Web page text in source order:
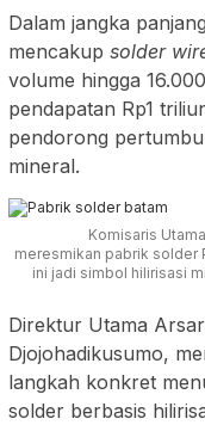
Dalam jangka
mencakup solder
volume hingga
pendapatan Rp1
pendorong
mineral.
Komisaris
meresmikan pabrik solder
ini jadi simbol hilirisasi
Direktur Utama
Djojohadikusumo,
langkah konkret
solder berbasis